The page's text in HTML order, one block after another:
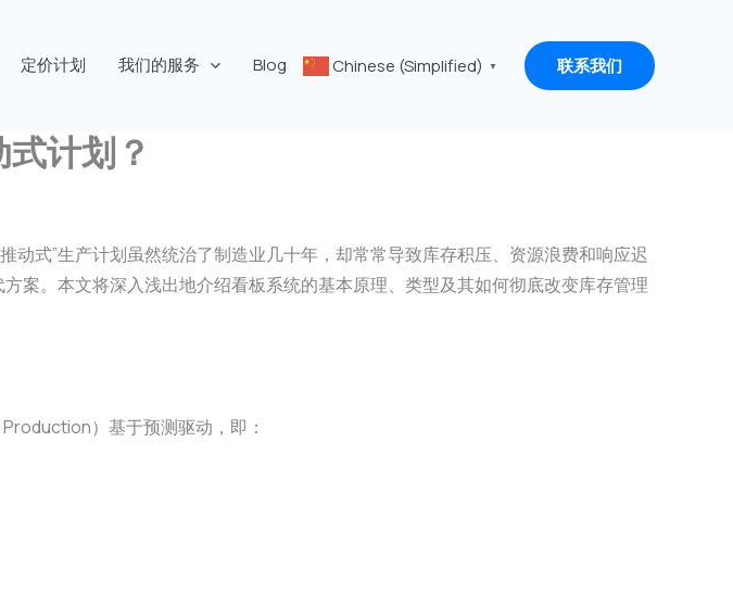
定价计划 我们的服务 Blog Chinese (Simplified) ▼ 联系我们
计划？
式”生产计划虽然统治了制造业几十年，却常常导致库存积压、资源浪费和响应迟
案。本文将深入浅出地介绍看板系统的基本原理、类型及其如何彻底改变库存管理
）基于预测驱动，即：